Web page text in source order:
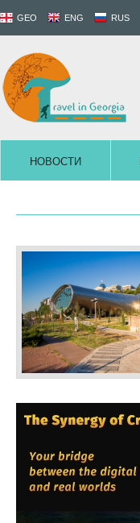
GEO ENG RUS
НОВОСТИ